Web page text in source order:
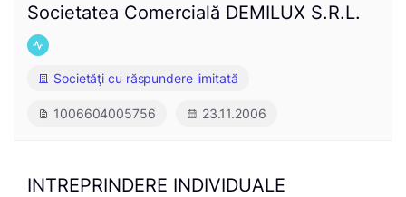
Societatea Comercială DEMILUX S.R.L.
Societăţi cu răspundere limitată
1006604005756 23.11.2006
INTREPRINDERE INDIVIDUALE